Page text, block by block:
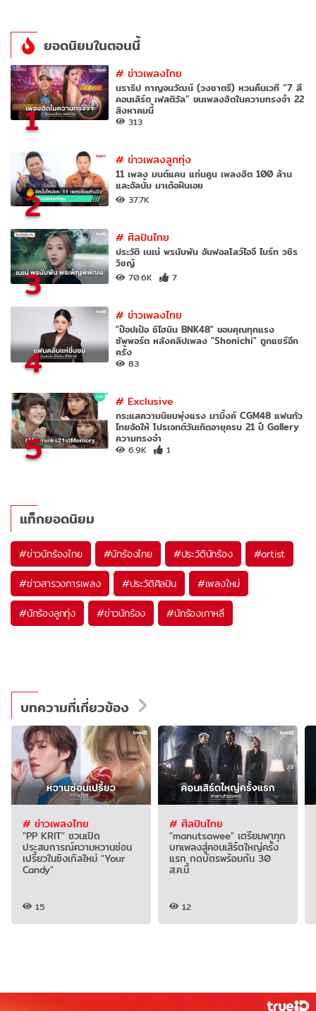
ยอดนิยมในตอนนี้
1
#ข่าวเพลงไทย
นราธิป กาญจนวัฒน์ (วงชาตรี) หวนคืนเวที “7 สี
คอนเสิร์ต เฟสติวัล” ขนเพลงฮิตในความทรงจำ 22
สิงหาคมนี้
313
2
#ข่าวเพลงลูกทุ่ง
11 เพลง มนต์แคน แก่นคูน เพลงฮิต 100 ล้าน
และอัลบั้ม มาเด้อฝันเอย
37.7K
3
#ศิลปินไทย
ประวัติ เนเน่ พรนับพัน อันฟอลโลว์ไอจี ไบร์ท วชิร
วิชญ์
70.6K 7
4
#ข่าวเพลงไทย
"ป๊อปเป้อ ชิไฮนิน BNK48" ขอบคุณทุกแรง
ซัพพอร์ต หลังคลิปเพลง "Shonichi" ถูกแชร์อีก
ครั้ง
83
5
#Exclusive
กระแสความนิยมพุ่งแรง มามิ้งค์ CGM48 แฟนทั่ว
ไทยจัดให้ โปรเจกต์วันเกิดอายุครบ 21 ปี Gallery
ความทรงจำ
6.9K 1
แท็กยอดนิยม
#ข่าวนักร้องไทย #นักร้องไทย #ประวัตินักร้อง #artist
#ข่าวสารวงการเพลง #ประวัติศิลปิน #เพลงใหม่
#นักร้องลูกทุ่ง #ข่าวนักร้อง #นักร้องเกาหลี
บทความที่เกี่ยวข้อง
# ข่าวเพลงไทย
"PP KRIT" ชวนเปิด
ประสบการณ์ความหวานซ่อน
เปรี้ยวในซิงเกิลใหม่ "Your
Candy"
15
# ศิลปินไทย
"manutsawee" เตรียมพาทุก
บทเพลงสู่คอนเสิร์ตใหญ่ครั้ง
แรก กดบัตรพร้อมกัน 30
ส.ค.นี้
12